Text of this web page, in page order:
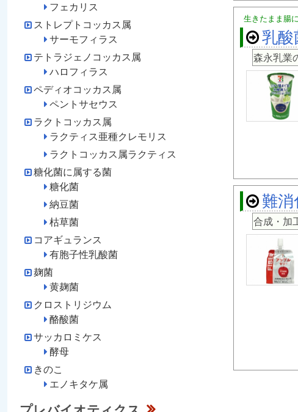
生きたまま腸
乳
森永乳業
難
合成・加
フェカリス
ストレプトコッカス属
サーモフィラス
テトラジェノコッカス属
ハロフィラス
ペディオコッカス属
ペントサセウス
ラクトコッカス属
ラクティス亜種クレモリス
ラクトコッカス属ラクティス
糖化菌に属する菌
糖化菌
納豆菌
枯草菌
コアギュランス
有胞子性乳酸菌
麹菌
黄麹菌
クロストリジウム
酪酸菌
サッカロミケス
酵母
きのこ
エノキタケ属